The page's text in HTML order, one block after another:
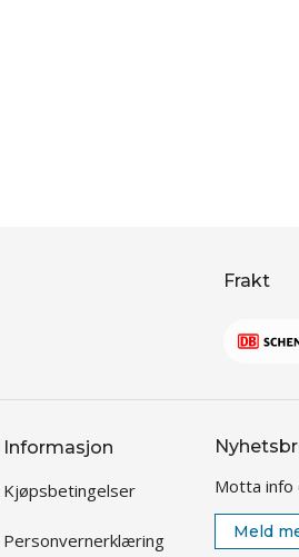
Frakt
Informasjon
Kjøpsbetingelser
Personvernerklæring
Motta info
Meld